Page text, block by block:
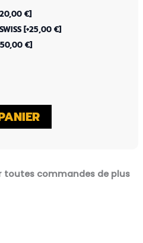
€]
[+25,00 €]
€]
toutes commandes de plus